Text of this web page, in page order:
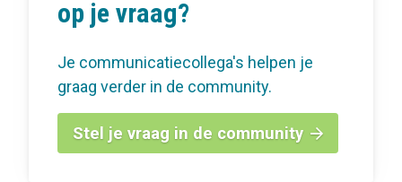
op je vraag?
Je communicatiecollega's helpen je
graag verder in de community.
Stel je vraag in de community